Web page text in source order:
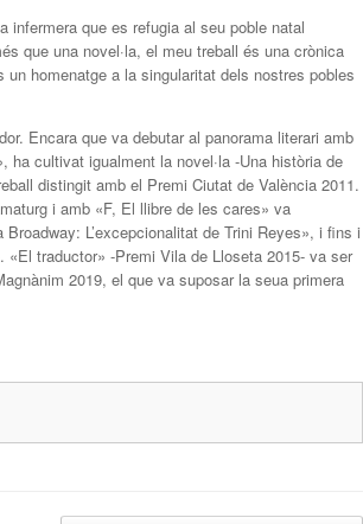
infermera que es refugia al seu poble natal
que una novel·la, el meu treball és una crònica
homenatge a la singularitat dels nostres pobles
Encara que va debutar al panorama literari amb
cultivat igualment la novel·la -Una història de
distingit amb el Premi Ciutat de València 2011.
i amb «F, El llibre de les cares» va
L’excepcionalitat de Trini Reyes», i fins i
traductor» -Premi Vila de Lloseta 2015- va ser
2019, el que va suposar la seua primera